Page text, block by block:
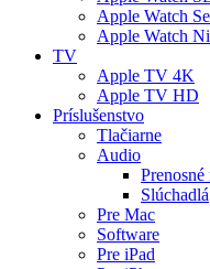
Apple Watch
Apple Watch
TV
Apple TV 4K
Apple TV HD
Príslušenstvo
Tlačiarne
Audio
Slúchadlá
Pre Mac
Software
Pre iPad